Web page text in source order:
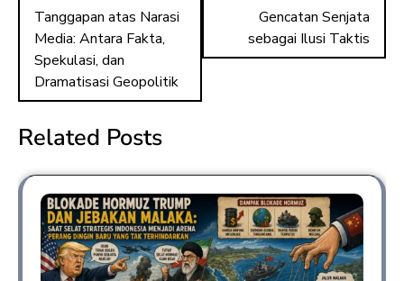
Tanggapan atas Narasi
Media: Antara Fakta,
Spekulasi, dan
Dramatisasi Geopolitik
Gencatan Senjata
sebagai Ilusi Taktis
Related Posts